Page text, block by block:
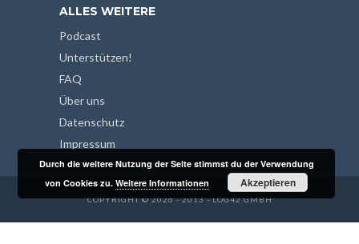
ALLES WEITERE
Podcast
Unterstützen!
FAQ
Über uns
Datenschutz
Impressum
COPYRIGHT © 2026 - 2013 - LOG42 GMBH
Durch die weitere Nutzung der Seite stimmst du der Verwendung
von Cookies zu.Weitere Informationen Akzeptieren